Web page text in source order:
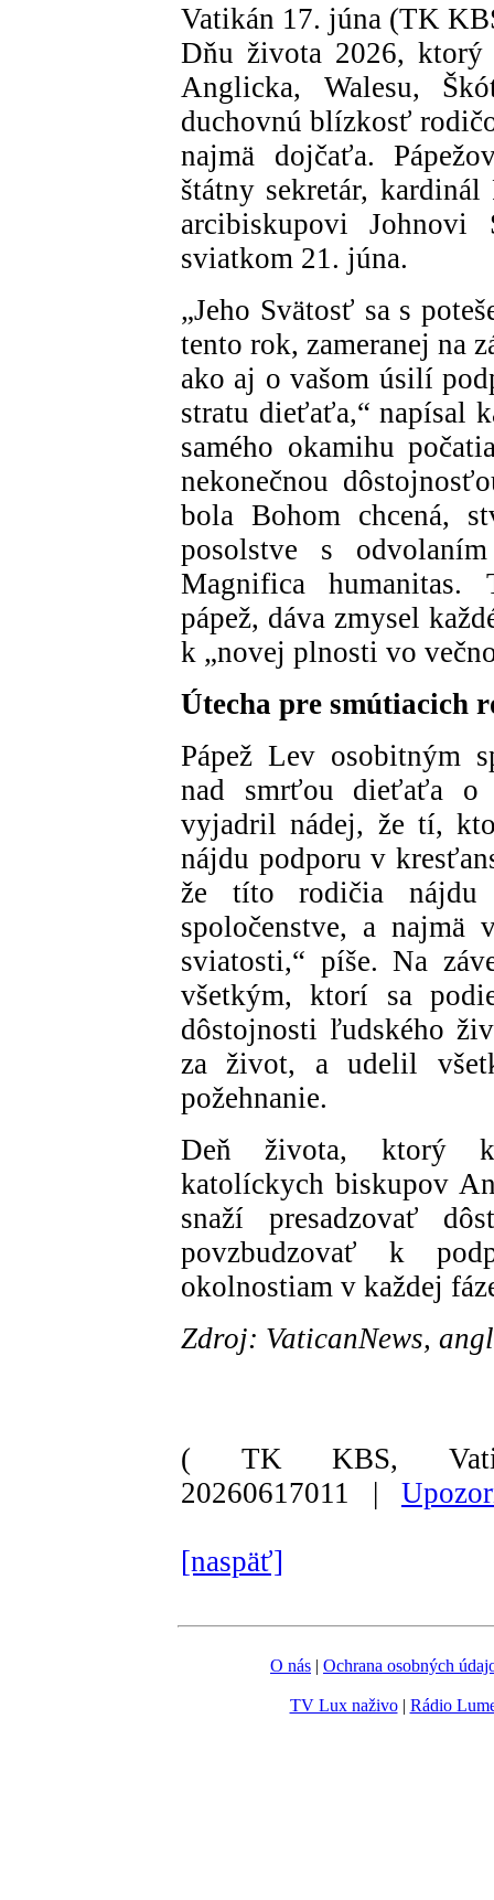
Vatikán 17. júna (TK
Dňu života 2026, ktorý
Anglicka, Walesu,
duchovnú blízkosť
najmä dojčaťa.
štátny sekretár,
arcibiskupovi Johnovi
sviatkom 21. júna.
„Jeho Svätosť sa s
tento rok, zameranej na
ako aj o vašom úsilí
stratu dieťaťa,“ napísal
samého okamihu
nekonečnou
bola Bohom chcená,
posolstve s
Magnifica humanitas.
pápež, dáva zmysel
k „novej plnosti vo
Útecha pre smútiacich
Pápež Lev osobitným
nad smrťou dieťaťa o
vyjadril nádej, že tí,
nájdu podporu v
že títo rodičia nájdu
spoločenstve, a
sviatosti,“ píše. Na
všetkým, ktorí sa
dôstojnosti ľudského
za život, a udelil
požehnanie.
Deň života, ktorý
katolíckych biskupov
snaží presadzovať
povzbudzovať k
okolnostiam v každej
Zdroj: VaticanNews,
( TK KBS,
20260617011 |
[naspäť]
O nás | Ochrana osobných
TV Lux naživo| Rádio